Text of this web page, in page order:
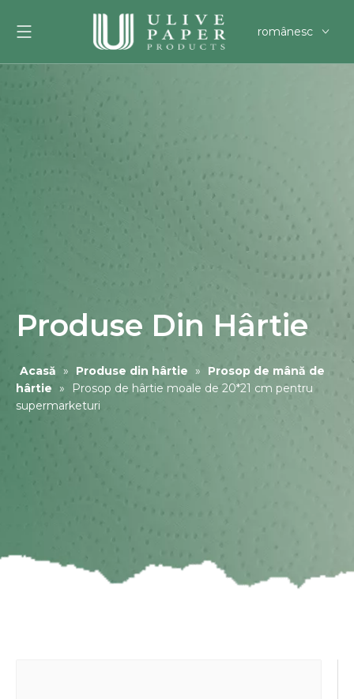
românesc
한국어
Filipino
svenska
Produse Din Hârtie
Acasă » Produse din hârtie »
Prosop de mână de
hârtie »
Prosop de hârtie moale de 20*21 cm pentru
supermarketuri